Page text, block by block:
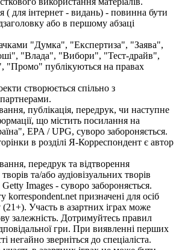
( для інтернет - видань) - повинна бути
або в першому абзаці
"Думка", "Експертиза", "Заява",
"Влада", "Вибори", "Тест-драйв",
"Промо" публікуються на правах
створюється спільно з
публікація, передрук, чи наступне
що містить посилання на
EPA / UPG, суворо забороняється.
в розділі Я-Корреспондент є автор
передрук та відтворення
та/або аудіовізуальних творів
Images - суворо забороняється.
korrespondent.net призначені для осіб
Участь в азартних іграх може
залежність. Дотримуйтесь правил
гри. При виявленні перших
негайно зверніться до спеціаліста.